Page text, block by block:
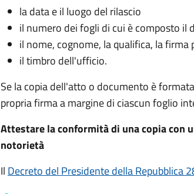
la data e il luogo del rilascio
il numero dei fogli di cui è composto il
il nome, cognome, la qualifica, la
il timbro dell'ufficio.
Se la copia dell'atto o documento è
propria firma a margine di ciascun foglio
Attestare la conformità di una copia
notorietà
Il Decreto del Presidente della Repubblica